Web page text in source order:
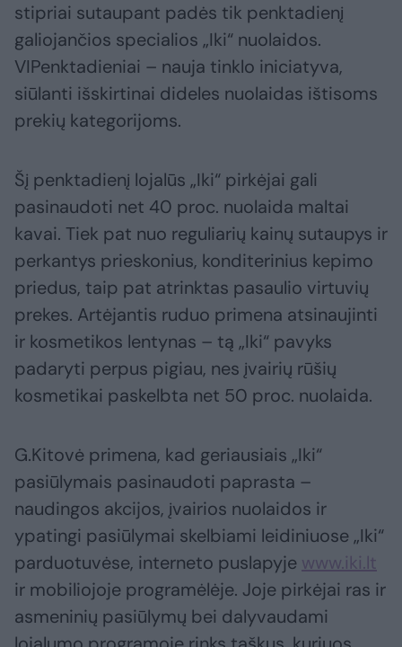
stipriai sutaupant padės tik penktadienį
galiojančios specialios „Iki“ nuolaidos.
VIPenktadieniai – nauja tinklo iniciatyva,
siūlanti išskirtinai dideles nuolaidas ištisoms
prekių kategorijoms.
Šį penktadienį lojalūs „Iki“ pirkėjai gali
pasinaudoti net 40 proc. nuolaida maltai
kavai. Tiek pat nuo reguliarių kainų sutaupys ir
perkantys prieskonius, konditerinius kepimo
priedus, taip pat atrinktas pasaulio virtuvių
prekes. Artėjantis ruduo primena atsinaujinti
ir kosmetikos lentynas – tą „Iki“ pavyks
padaryti perpus pigiau, nes įvairių rūšių
kosmetikai paskelbta net 50 proc. nuolaida.
G.Kitovė primena, kad geriausiais „Iki“
pasiūlymais pasinaudoti paprasta –
naudingos akcijos, įvairios nuolaidos ir
ypatingi pasiūlymai skelbiami leidiniuose „Iki“
parduotuvėse, interneto puslapyje www.iki.lt
ir mobiliojoje programėlėje. Joje pirkėjai ras ir
asmeninių pasiūlymų bei dalyvaudami